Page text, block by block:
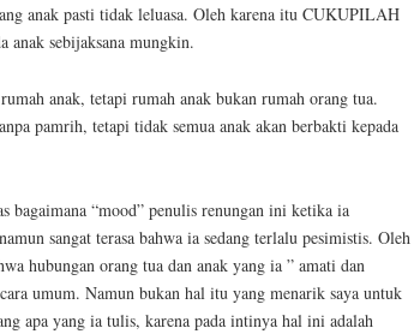
anak pasti tidak leluasa. Oleh karena itu CUKUPILAH
anak sebijaksana mungkin.
anak, tetapi rumah anak bukan rumah orang tua.
pamrih, tetapi tidak semua anak akan berbakti kepada
bagaimana “mood” penulis renungan ini ketika ia
sangat terasa bahwa ia sedang terlalu pesimistis. Oleh
hubungan orang tua dan anak yang ia ” amati dan
umum. Namun bukan hal itu yang menarik saya untuk
apa yang ia tulis, karena pada intinya hal ini adalah